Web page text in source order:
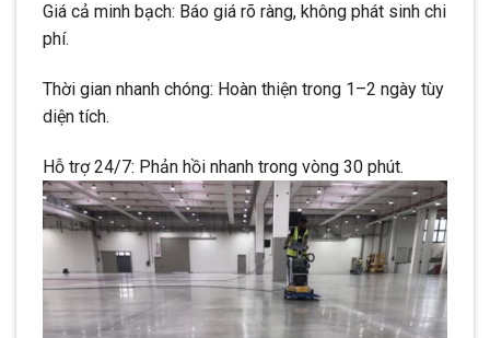
Giá cả minh bạch: Báo giá rõ ràng, không phát sinh chi
phí.
Thời gian nhanh chóng: Hoàn thiện trong 1–2 ngày tùy
diện tích.
Hỗ trợ 24/7: Phản hồi nhanh trong vòng 30 phút.